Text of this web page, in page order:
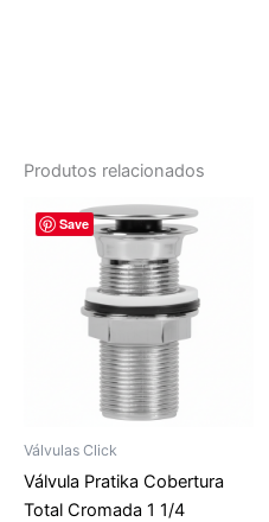
Produtos relacionados
Save
Válvulas Click
Válvula Pratika Cobertura
Total Cromada 1 1/4